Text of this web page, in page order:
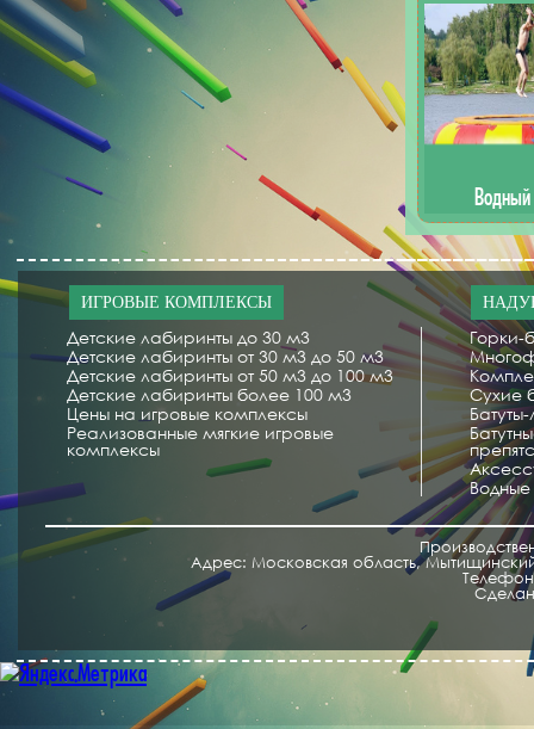
ИГРОВЫЕ КОМПЛЕКСЫ
Детские лабиринты до 30 м3
Детские лабиринты от 30 м3 до 50 м3
Детские лабиринты от 50 м3 до 100 м3
Детские лабиринты более 100 м3
Цены на игровые комплексы
Реализованные мягкие игровые
комплексы
Горки-
Сухие
Водные
Адрес: Московская область,